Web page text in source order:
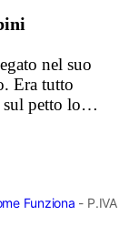
nel suo
Era tutto
sul petto lo…
Funziona - P.IVA